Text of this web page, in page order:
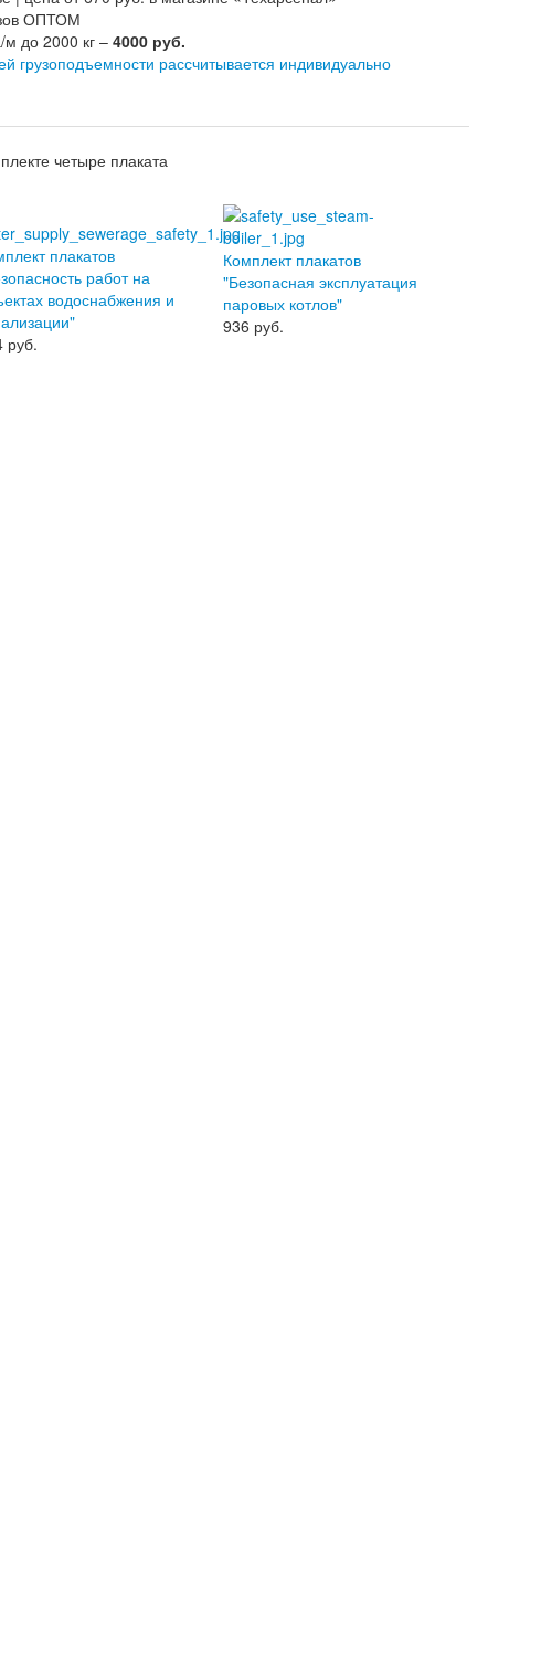
ОПТОМ
м до 2000 кг – 4000 руб.
грузоподъемности рассчитывается индивидуально
четыре плаката
плакатов
работ на
водоснабжения и
руб.
Комплект плакатов
"Безопасная эксплуатация
паровых котлов"
936 руб.